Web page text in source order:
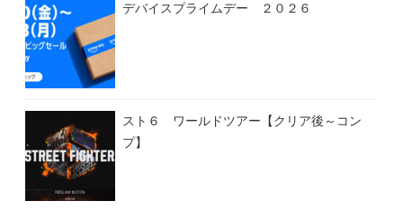
デバイスプライムデー ２０２６
スト６ ワールドツアー【クリア後～コン
プ】